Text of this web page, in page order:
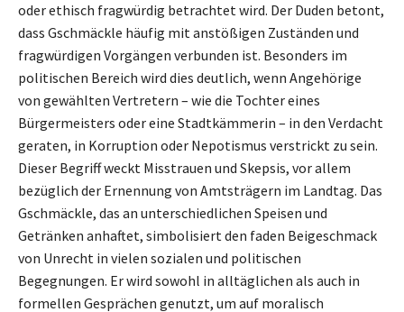
oder ethisch fragwürdig betrachtet wird. Der Duden betont,
dass Gschmäckle häufig mit anstößigen Zuständen und
fragwürdigen Vorgängen verbunden ist. Besonders im
politischen Bereich wird dies deutlich, wenn Angehörige
von gewählten Vertretern – wie die Tochter eines
Bürgermeisters oder eine Stadtkämmerin – in den Verdacht
geraten, in Korruption oder Nepotismus verstrickt zu sein.
Dieser Begriff weckt Misstrauen und Skepsis, vor allem
bezüglich der Ernennung von Amtsträgern im Landtag. Das
Gschmäckle, das an unterschiedlichen Speisen und
Getränken anhaftet, simbolisiert den faden Beigeschmack
von Unrecht in vielen sozialen und politischen
Begegnungen. Er wird sowohl in alltäglichen als auch in
formellen Gesprächen genutzt, um auf moralisch